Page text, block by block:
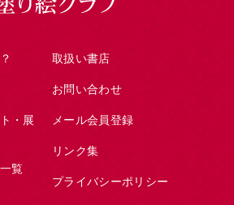
・展
覧
取扱い書店
お問い合わせ
メール会員登録
リンク集
プライバシーポリシー